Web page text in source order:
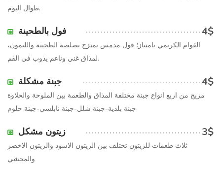
طوال اليوم.
فول بالطحينة 4$
القوام الكريمي بامتياز؛ فول مدمس يمتزج بصلصة الطحينة والليمون،
لمذاق غني وناعم يذوب في الفم.
جبنة مشكلة 4$
مزيج من اربع انواع جبنة مختلفة المذاق والطعمة بين الملوحة والحلاوة
جبنة بلدية-جبنة شلل-جبنة نابلسي-جبنة حلوم
زيتون مشكل 3$
ثلاث طعمات للزيتون تختلف بين الزيتون الاسود والزيتون الاخضر
والمحشي